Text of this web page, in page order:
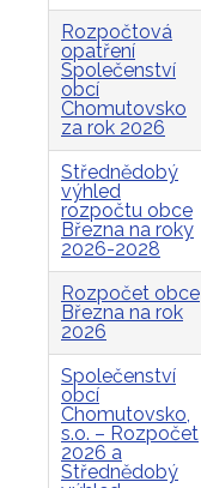
Rozpočtová
opatření
Společenství
obcí
Chomutovsko
za rok 2026
Střednědobý
výhled
rozpočtu obce
Března na roky
2026-2028
Rozpočet obce
Března na rok
2026
Společenství
obcí
Chomutovsko,
s.o. – Rozpočet
2026 a
Střednědobý